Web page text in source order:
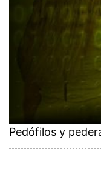
Pedófilos y